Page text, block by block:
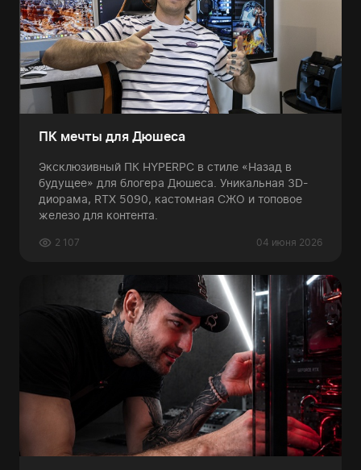
ПК мечты для Дюшеса
Эксклюзивный ПК HYPERPC в стиле «Назад в
будущее» для блогера Дюшеса. Уникальная 3D-
диорама, RTX 5090, кастомная СЖО и топовое
железо для контента.
04 июня 2026
2 107